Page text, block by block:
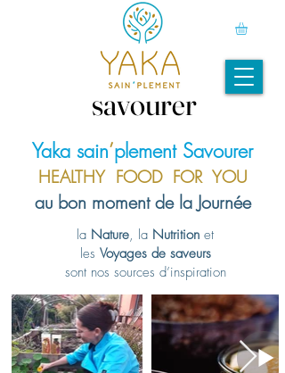
savourer
savourer
Yaka sain’plement Savourer
HEALTHY FOOD FOR YOU
au bon moment de la Journée
la Nature, la Nutrition et
les Voyages de saveurs
sont nos sources d’inspiration